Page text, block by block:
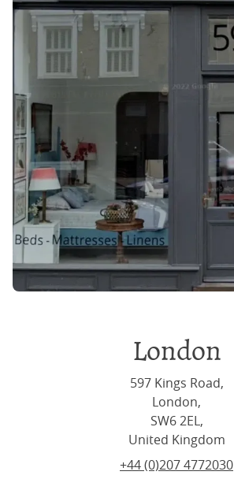
London
597 Kings Road,
London,
SW6 2EL,
United Kingdom
+44 (0)207 4772030